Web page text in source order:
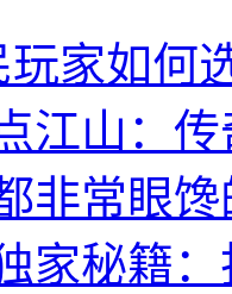
玩家如何
江山：
非常眼
家秘籍